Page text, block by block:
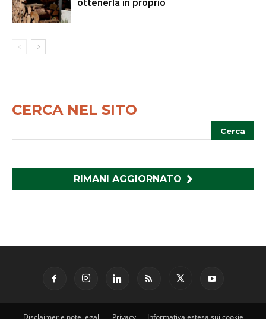
ottenerla in proprio
CERCA NEL SITO
RIMANI AGGIORNATO